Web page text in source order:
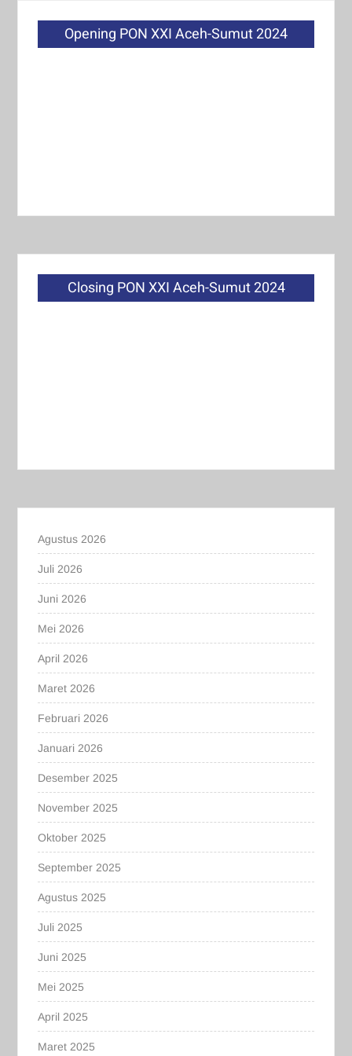
Opening PON XXI Aceh-Sumut 2024
Closing PON XXI Aceh-Sumut 2024
Agustus 2026
Juli 2026
Juni 2026
Mei 2026
April 2026
Maret 2026
Februari 2026
Januari 2026
Desember 2025
November 2025
Oktober 2025
September 2025
Agustus 2025
Juli 2025
Juni 2025
Mei 2025
April 2025
Maret 2025